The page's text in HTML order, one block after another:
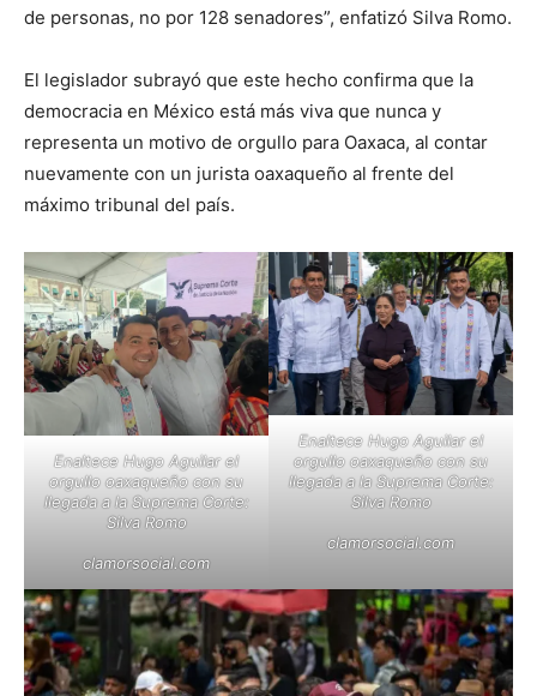
de personas, no por 128 senadores”, enfatizó Silva Romo.
El legislador subrayó que este hecho confirma que la
democracia en México está más viva que nunca y
representa un motivo de orgullo para Oaxaca, al contar
nuevamente con un jurista oaxaqueño al frente del
máximo tribunal del país.
Enaltece Hugo Aguilar el
orgullo oaxaqueño con su
llegada a la Suprema Corte:
Silva Romo
clamorsocial.com
Enaltece Hugo Aguilar el
orgullo oaxaqueño con su
llegada a la Suprema Corte:
Silva Romo
clamorsocial.com